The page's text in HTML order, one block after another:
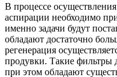
В процессе
аспирации необходимо
именно задачи будут
обладают достаточно
регенерация
продувки. Такие фильтры
при этом обладают